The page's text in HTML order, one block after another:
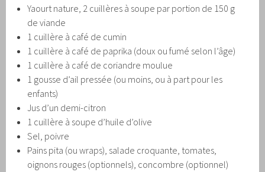
Yaourt nature, 2 cuillères à soupe par portion de 150 g
de viande
1 cuillère à café de cumin
1 cuillère à café de paprika (doux ou fumé selon l’âge)
1 cuillère à café de coriandre moulue
1 gousse d’ail pressée (ou moins, ou à part pour les
enfants)
Jus d’un demi-citron
1 cuillère à soupe d’huile d’olive
Sel, poivre
Pains pita (ou wraps), salade croquante, tomates,
oignons rouges (optionnels), concombre (optionnel)